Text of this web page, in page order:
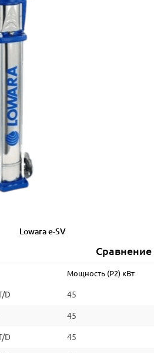
Lowara e-SV
Сравнение
Мощность (P2) кВт
D 45
45
D 45